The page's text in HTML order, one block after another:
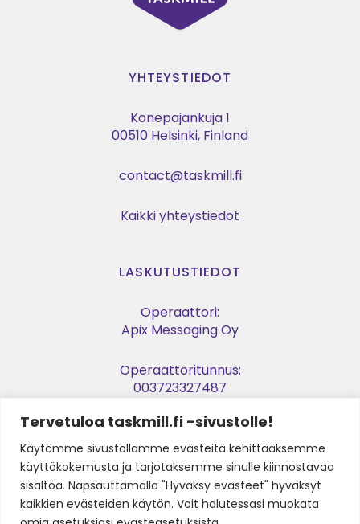
Tervetuloa taskmill.fi -sivustolle!
Käytämme sivustollamme evästeitä kehittääksemme
käyttökokemusta ja tarjotaksemme sinulle kiinnostavaa
sisältöä. Napsauttamalla "Hyväksy evästeet" hyväksyt
kaikkien evästeiden käytön. Voit halutessasi muokata
YHTEYSTIEDOT
Konepajankuja 1
00510 Helsinki, Finland
contact@taskmill.fi
Kaikki yhteystiedot
LASKUTUSTIEDOT
Operaattori:
Apix Messaging Oy
Operaattoritunnus:
003723327487
Verkkolaskuosoite:
003729053974
Y-tunnus:
2905397-4